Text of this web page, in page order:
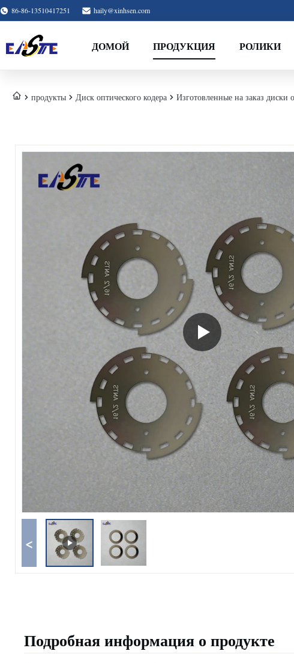
86-86-13510417251 haily@xinhsen.com
ДОМОЙ ПРОДУКЦИЯ РОЛИКИ
продукты Диск оптического кодера Изготовленные на заказ диски
<
Подробная информация о продукте